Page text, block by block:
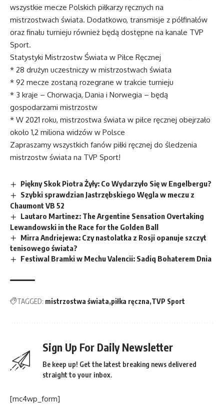
wszystkie mecze Polskich piłkarzy ręcznych na
mistrzostwach świata. Dodatkowo, transmisje z półfinałów
oraz finału turnieju również będą dostępne na kanale TVP
Sport.
Statystyki Mistrzostw Świata w Piłce Ręcznej
* 28 drużyn uczestniczy w mistrzostwach świata
* 92 mecze zostaną rozegrane w trakcie turnieju
* 3 kraje – Chorwacja, Dania i Norwegia – będą
gospodarzami mistrzostw
* W 2021 roku, mistrzostwa świata w piłce ręcznej obejrzało
około 1,2 miliona widzów w Polsce
Zapraszamy wszystkich fanów piłki ręcznej do śledzenia
mistrzostw świata na TVP Sport!
Piękny Skok Piotra Żyły: Co Wydarzyło Się w Engelbergu?
Szybki sprawdzian Jastrzębskiego Węgla w meczu z
Chaumont VB 52
Lautaro Martinez: The Argentine Sensation Overtaking
Lewandowski in the Race for the Golden Ball
Mirra Andriejewa: Czy nastolatka z Rosji opanuje szczyt
tenisowego świata?
Festiwal Bramki w Mechu Valencii: Sadiq Bohaterem Dnia
TAGGED: mistrzostwa świata piłka ręczna TVP Sport
Sign Up For Daily Newsletter
Be keep up! Get the latest breaking news delivered
straight to your inbox.
[mc4wp_form]